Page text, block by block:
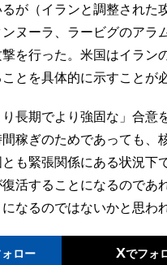
が（イランと調整された
ヌーラ、ラービグのアラ
を行った。米国はイラン
とを具体的に示すことが
長期でより強固な」合意
稼ぎのためであっても、
も緊張関係にある状況下
活することになるのであ
なるのではないかと思わ
ロー Xでフォ